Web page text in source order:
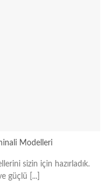
Modelleri
sizin için hazırladık.
güçlü [...]